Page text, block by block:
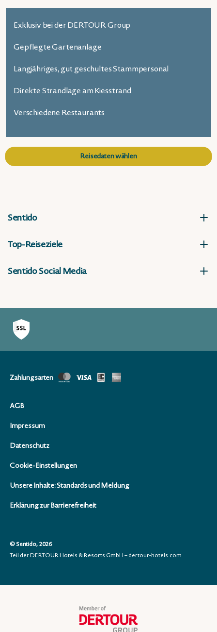
Exklusiv bei der DERTOUR Group
Gepflegte Gartenanlage
Langjähriges, gut geschultes Stammpersonal
Direkte Strandlage am Kiesstrand
Verschiedene Restaurants
Reisedaten wählen
Sentido
Top-Reiseziele
Sentido Social Media
Zahlungsarten
AGB
Impressum
Datenschutz
Cookie-Einstellungen
Unsere Inhalte: Standards und Meldung
Erklärung zur Barrierefreiheit
© Sentido, 2026
Teil der DERTOUR Hotels & Resorts GmbH – dertour-hotels.com